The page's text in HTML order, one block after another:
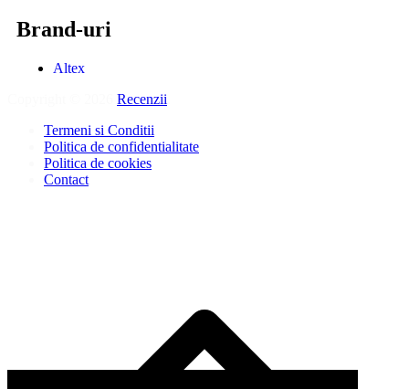
Brand-uri
Altex
Recenzii
Termeni si Conditii
Politica de confidentialitate
Politica de cookies
Contact